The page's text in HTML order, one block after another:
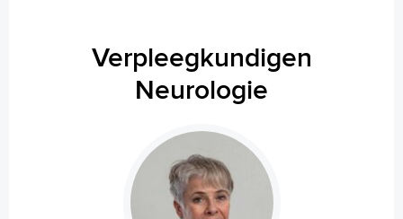
Verpleegkundigen
Neurologie